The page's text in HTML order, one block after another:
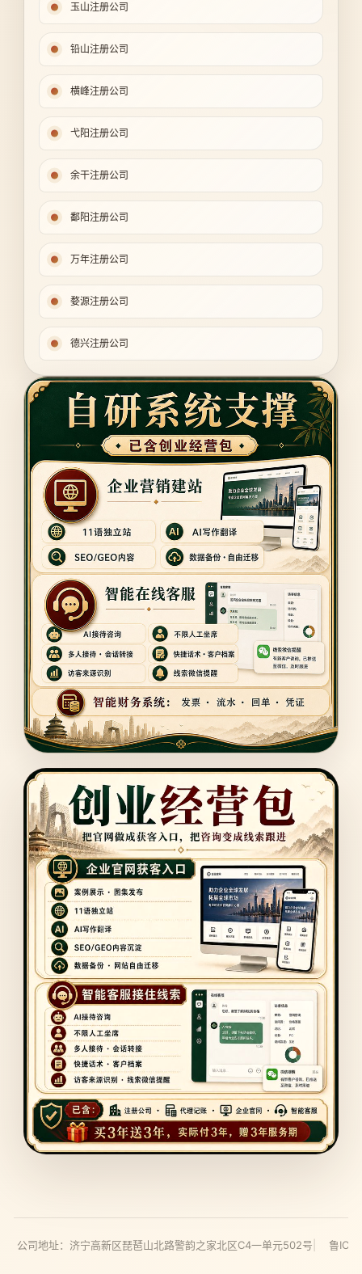
玉山注册公司
铅山注册公司
横峰注册公司
弋阳注册公司
余干注册公司
鄱阳注册公司
万年注册公司
婺源注册公司
德兴注册公司
公司地址：济宁高新区琵琶山北路警韵之家北区C4一单元502号 鲁ICP